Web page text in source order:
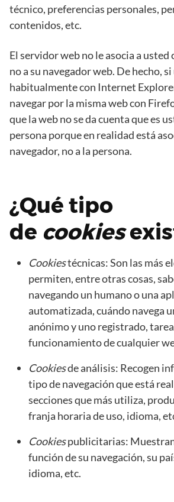
técnico, preferencias personales,
contenidos, etc.
El servidor web no le asocia a usted
no a su navegador web. De hecho,
habitualmente con Internet
navegar por la misma web con
que la web no se da cuenta que es
persona porque en realidad está
navegador, no a la persona.
¿Qué tipo
de cookies
Cookiestécnicas: Son las más
permiten, entre otras cosas,
navegando un humano o una
automatizada, cuándo navega
anónimo y uno registrado,
funcionamiento de cualquier
Cookiesde análisis: Recogen
tipo de navegación que está
secciones que más utiliza,
franja horaria de uso, idioma,
Cookiespublicitarias:
función de su navegación, su
idioma, etc.